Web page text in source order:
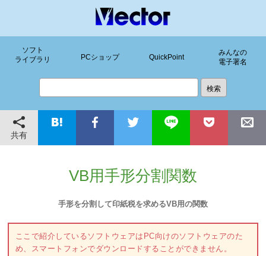
ソフト
ライブラリ
PCショップ QuickPoint
みんなの
電子署名
共有
VB用手形分割関数
手形を分割して印紙税を求めるVB用の関数
ここで紹介しているソフトウェアはPC向けのソフトウェアのた
め、スマートフォンでダウンロードすることができません。